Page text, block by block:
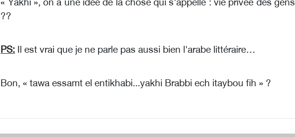
« Yakhi », on a une idée de la chose qui s'appelle : vie privée des gens
??
PS:Il est vrai que je ne parle pas aussi bien l'arabe littéraire…
Bon, « tawa essamt el entikhabi...yakhi Brabbi ech itaybou fih » ?